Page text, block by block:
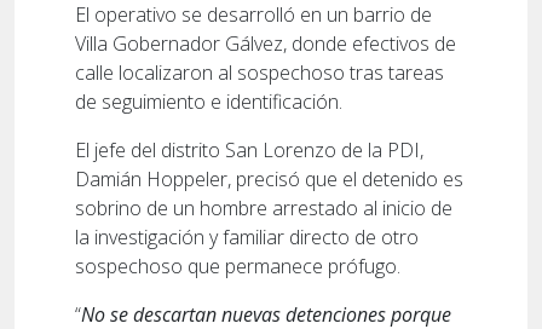
El operativo se desarrolló en un barrio de
Villa Gobernador Gálvez, donde efectivos de
calle localizaron al sospechoso tras tareas
de seguimiento e identificación.
El jefe del distrito San Lorenzo de la PDI,
Damián Hoppeler, precisó que el detenido es
sobrino de un hombre arrestado al inicio de
la investigación y familiar directo de otro
sospechoso que permanece prófugo.
“No se descartan nuevas detenciones porque